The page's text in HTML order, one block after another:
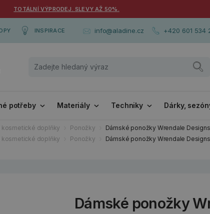
TOTÁLNÍ VÝPRODEJ. SLEVY AŽ 50%.
INSPIRACE info@aladine.cz +420 601 534
potřeby Materiály Techniky Dárky,
kosmetické doplňky Ponožky
Dámské ponožky Wrendale
kosmetické doplňky Ponožky Dámské ponožky Wrendale
Dámské ponožky